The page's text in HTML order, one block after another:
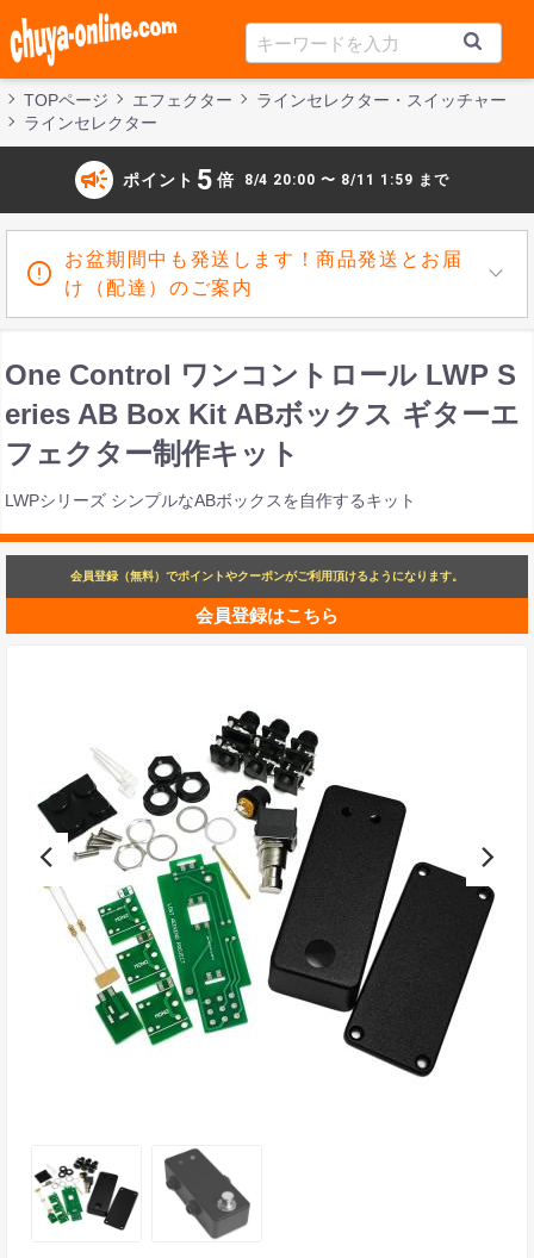
TOPページ エフェクター
ラインセレクター・スイッチャー
ラインセレクター
campaign ポイント 5 倍 8/4 20:00 〜 8/11 1:59 まで
お盆期間中も発送します！商品発送とお届
け（配達）のご案内
One Control ワンコントロール LWP S
eries AB Box Kit ABボックス ギターエ
フェクター制作キット
LWPシリーズ シンプルなABボックスを自作するキット
会員登録（無料）でポイントやクーポンがご利用頂けるようになります。
会員登録はこちら